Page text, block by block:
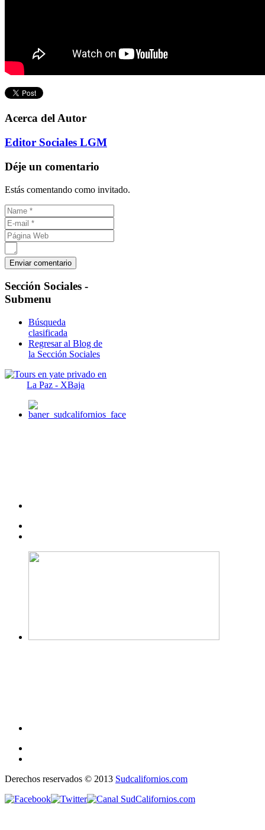
Acerca del Autor
Editor Sociales LGM
Déje un comentario
Estás comentando como invitado.
Sección Sociales -
Submenu
Búsqueda
clasificada
Regresar al Blog de
la Sección Sociales
Derechos reservados © 2013 Sudcalifornios.com